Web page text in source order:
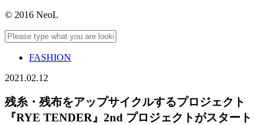
© 2016 NeoL
FASHION
2021.02.12
残糸・残布をアップサイクルするプロジェクト
『RYE TENDER』2nd プロジェクトがスタート